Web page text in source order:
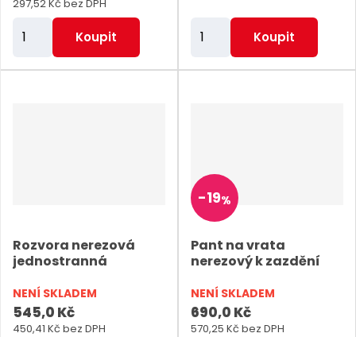
297,52 Kč bez DPH
ě
t
Koupit
ě
o
č
t
Koupit
Rozvora nerezová
jednostranná
545,0 Kč
450,41 Kč bez DPH
NENÍ SKLADEM
-19%
Pant na vrata
nerezový k zazdění
690,0 Kč
570,25 Kč bez DPH
NENÍ SKLADEM